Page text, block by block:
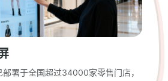
署于全国超过34000家零售门店，